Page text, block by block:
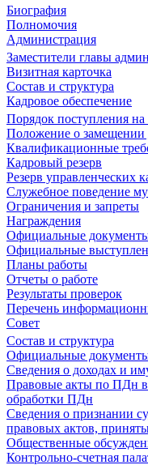
Биография
Полномочия
Администрация
Заместители главы
Визитная карточка
Состав и структура
Кадровое обеспечение
Порядок поступления
Положение о замещении
Квалификационные
Кадровый резерв
Резерв управленческих
Служебное поведение
Ограничения и запреты
Награждения
Официальные
Официальные
Планы работы
Отчеты о работе
Результаты проверок
Перечень
Совет
Состав и структура
Официальные
Сведения о доходах и
Правовые акты по ПДн
обработки ПДн
Сведения о признании
правовых актов,
Общественные
Контрольно-счетная